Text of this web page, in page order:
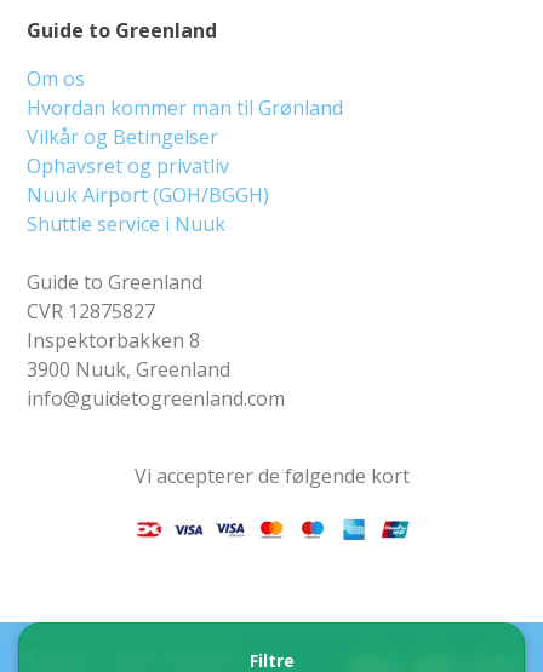
Filtre
Guide to Greenland
Om os
Hvordan kommer man til Grønland
Vilkår og Betingelser
Ophavsret og privatliv
Nuuk Airport (GOH/BGGH)
Shuttle service i Nuuk
Guide to Greenland
CVR 12875827
Inspektorbakken 8
3900 Nuuk, Greenland
info@guidetogreenland.com
Vi accepterer de følgende kort